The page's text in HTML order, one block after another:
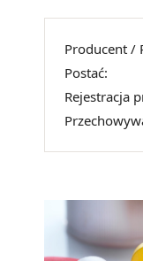
Producent /
Postać:
Rejestracja